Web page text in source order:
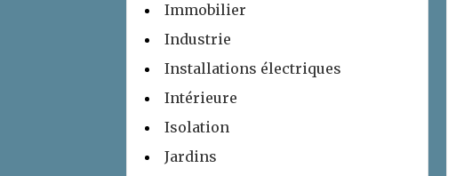
Immobilier
Industrie
Installations électriques
Intérieure
Isolation
Jardins